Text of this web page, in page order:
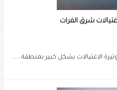
الاغتيالات بشكل كبير بمنطقة .....